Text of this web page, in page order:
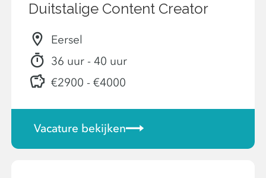
Duitstalige Content Creator
Eersel
36 uur - 40 uur
€2900 - €4000
Vacature bekijken